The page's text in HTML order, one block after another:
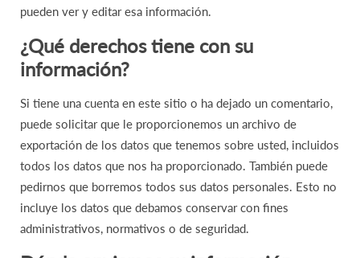
pueden ver y editar esa información.
¿Qué derechos tiene con su
información?
Si tiene una cuenta en este sitio o ha dejado un comentario,
puede solicitar que le proporcionemos un archivo de
exportación de los datos que tenemos sobre usted, incluidos
todos los datos que nos ha proporcionado. También puede
pedirnos que borremos todos sus datos personales. Esto no
incluye los datos que debamos conservar con fines
administrativos, normativos o de seguridad.